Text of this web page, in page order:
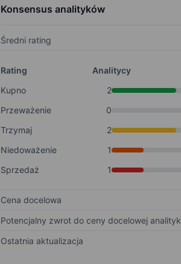
Konsensus analityków
Średni rating
Rating
Analitycy
Kupno
2
Przeważenie
0
Trzymaj
2
Niedoważenie
1
Sprzedaż
1
Cena docelowa
Potencjalny zwrot do ceny docelowej
Ostatnia aktualizacja